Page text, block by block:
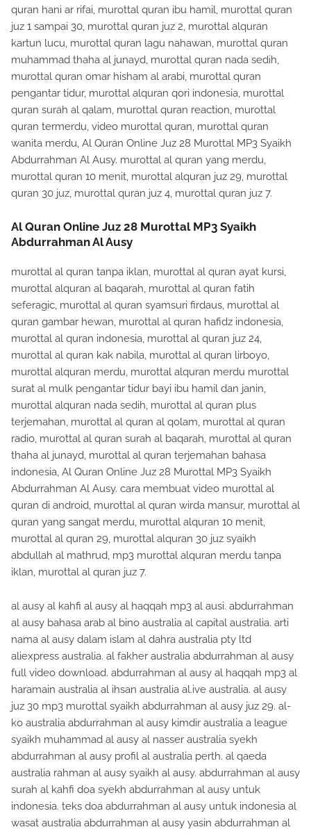
quran hani ar rifai, murottal quran ibu hamil, murottal quran
juz 1 sampai 30, murottal quran juz 2, murottal alquran
kartun lucu, murottal quran lagu nahawan, murottal quran
muhammad thaha al junayd, murottal quran nada sedih,
murottal quran omar hisham al arabi, murottal quran
pengantar tidur, murottal alquran qori indonesia, murottal
quran surah al qalam, murottal quran reaction, murottal
quran termerdu, video murottal quran, murottal quran
wanita merdu, Al Quran Online Juz 28 Murottal MP3 Syaikh
Abdurrahman Al Ausy. murottal al quran yang merdu,
murottal quran 10 menit, murottal alquran juz 29, murottal
quran 30 juz, murottal quran juz 4, murottal quran juz 7.
Al Quran Online Juz 28 Murottal MP3 Syaikh
Abdurrahman Al Ausy
murottal al quran tanpa iklan, murottal al quran ayat kursi,
murottal alquran al baqarah, murottal al quran fatih
seferagic, murottal al quran syamsuri firdaus, murottal al
quran gambar hewan, murottal al quran hafidz indonesia,
murottal al quran indonesia, murottal al quran juz 24,
murottal al quran kak nabila, murottal al quran lirboyo,
murottal alquran merdu, murottal alquran merdu murottal
surat al mulk pengantar tidur bayi ibu hamil dan janin,
murottal alquran nada sedih, murottal al quran plus
terjemahan, murottal al quran al qolam, murottal al quran
radio, murottal al quran surah al baqarah, murottal al quran
thaha al junayd, murottal al quran terjemahan bahasa
indonesia, Al Quran Online Juz 28 Murottal MP3 Syaikh
Abdurrahman Al Ausy. cara membuat video murottal al
quran di android, murottal al quran wirda mansur, murottal al
quran yang sangat merdu, murottal alquran 10 menit,
murottal al quran 29, murottal alquran 30 juz syaikh
abdullah al mathrud, mp3 murottal alquran merdu tanpa
iklan, murottal al quran juz 7.
al ausy al kahfi al ausy al haqqah mp3 al ausi. abdurrahman
al ausy bahasa arab al bino australia al capital australia. arti
nama al ausy dalam islam al dahra australia pty ltd
aliexpress australia. al fakher australia abdurrahman al ausy
full video download. abdurrahman al ausy al haqqah mp3 al
haramain australia al ihsan australia al.ive australia. al ausy
juz 30 mp3 murottal syaikh abdurrahman al ausy juz 29. al-
ko australia abdurrahman al ausy kimdir australia a league
syaikh muhammad al ausy al nasser australia syekh
abdurrahman al ausy profil al australia perth. al qaeda
australia rahman al ausy syaikh al ausy. abdurrahman al ausy
surah al kahfi doa syekh abdurrahman al ausy untuk
indonesia. teks doa abdurrahman al ausy untuk indonesia al
wasat australia abdurrahman al ausy yasin abdurrahman al